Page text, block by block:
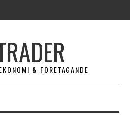
& FÖRETAGANDE